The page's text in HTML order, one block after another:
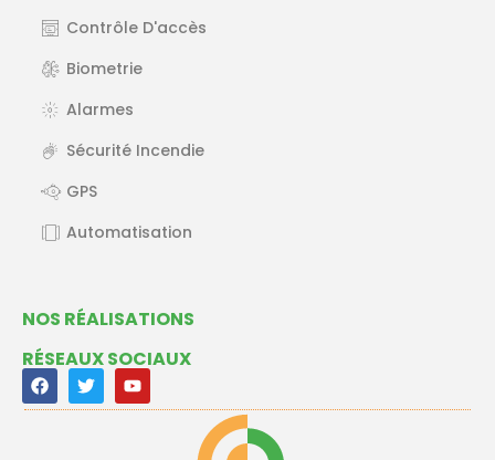
Contrôle D'accès
Biometrie
Alarmes
Sécurité Incendie
GPS
Automatisation
NOS RÉALISATIONS
RÉSEAUX SOCIAUX